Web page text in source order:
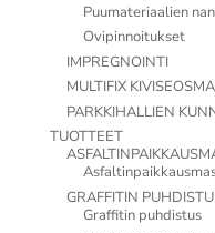
Puumateriaalien
Ovipinnoitukset
IMPREGNOINTI
MULTIFIX
PARKKIHALLIEN
TUOTTEET
GRAFFITIN
Graffitin puhdistus